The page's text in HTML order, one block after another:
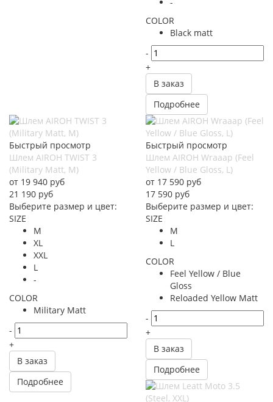
COLOR
Black matt
-
+
В заказ
Подробнее
Быстрый просмотр
Шлем AIROH TWIST 3
(Military Matt, M)
от 19 940 руб
21 190 руб
Выберите размер и цвет:
SIZE
M
XL
XXL
L
-
COLOR
Military Matt
-
+
В заказ
Подробнее
Быстрый просмотр
Шлем AIROH Wraaap (Feel
Yellow / Blue Gloss, L)
от 17 590 руб
17 590 руб
Выберите размер и цвет:
SIZE
M
L
COLOR
Feel Yellow / Blue
Gloss
Reloaded Yellow Matt
-
+
В заказ
Подробнее